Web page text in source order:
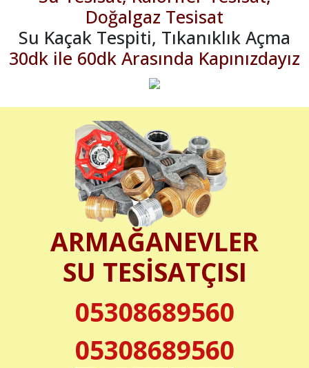
Doğalgaz Tesisat
Su Kaçak Tespiti, Tıkanıklık Açma
30dk ile 60dk Arasında Kapınızdayız
ARMAĞANEVLER
SU TESİSATÇISI
05308689560
05308689560